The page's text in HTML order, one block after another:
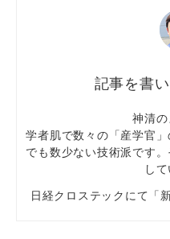
神清の
学者肌で数々の「産学官
でも数少ない技術派です
して
日経クロステックにて「